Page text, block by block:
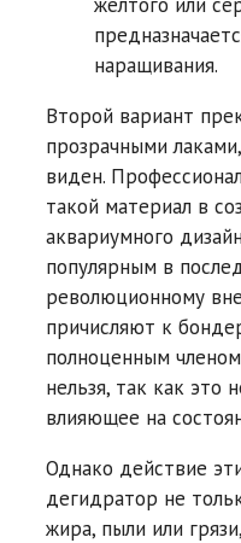
наращивания.
Второй вариант
прозрачными
виден.
такой материал в
аквариумного
популярным в
революционному
причисляют к
полноценным
нельзя, так как это
влияющее на
Однако действие
дегидратор не
жира, пыли или